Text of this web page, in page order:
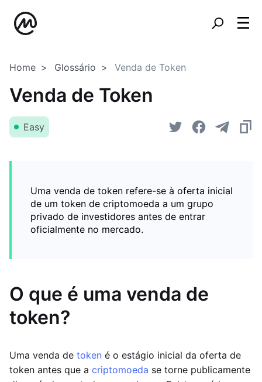
Home Glossário Venda de Token
Venda de Token
Easy
Uma venda de token refere-se à oferta inicial
de um token de criptomoeda a um grupo
privado de investidores antes de entrar
oficialmente no mercado.
O que é uma venda de
token?
Uma venda de token é o estágio inicial da oferta de
token antes que a criptomoeda se torne publicamente